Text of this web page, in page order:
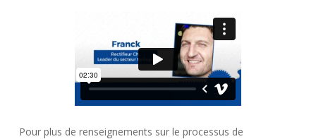
Pour plus de renseignements sur le processus de